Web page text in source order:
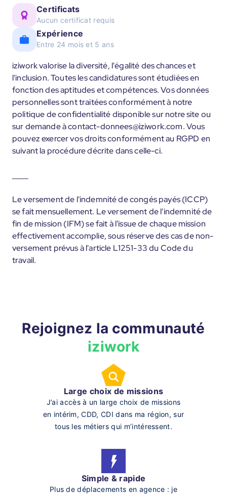
Certificats
Aucun certificat requis
Expérience
Entre 24 mois et 5 ans
iziwork valorise la diversité, l'égalité des chances et
l'inclusion. Toutes les candidatures sont étudiées en
fonction des aptitudes et compétences. Vos données
personnelles sont traitées conformément à notre
politique de confidentialité disponible sur notre site ou
sur demande à contact-donnees@iziwork.com. Vous
pouvez exercer vos droits conformément au RGPD en
suivant la procédure décrite dans celle-ci.
Le versement de l'indemnité de congés payés (ICCP)
se fait mensuellement. Le versement de l'indemnité de
fin de mission (IFM) se fait à l'issue de chaque mission
effectivement accomplie, sous réserve des cas de non-
versement prévus à l'article L1251-33 du Code du
travail.
Rejoignez la communauté
iziwork
Large choix de missions
J’ai accès à un large choix de missions
en intérim, CDD, CDI dans ma région, sur
tous les métiers qui m’intéressent.
Simple & rapide
Plus de déplacements en agence : je